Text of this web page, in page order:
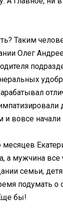
Таким
Олег
вовсе начали
а мужчина все
семьи,
подумать о
бы!